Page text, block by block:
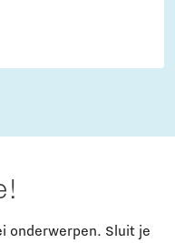
onderwerpen. Sluit je